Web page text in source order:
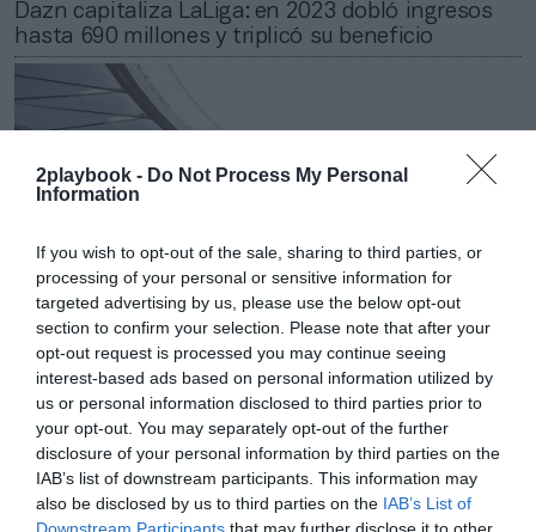
2playbook - Do Not Process My Personal
Information
If you wish to opt-out of the sale, sharing to third parties, or
processing of your personal or sensitive information for
targeted advertising by us, please use the below opt-out
section to confirm your selection. Please note that after your
opt-out request is processed you may continue seeing
interest-based ads based on personal information utilized by
us or personal information disclosed to third parties prior to
your opt-out. You may separately opt-out of the further
disclosure of your personal information by third parties on the
IAB’s list of downstream participants. This information may
also be disclosed by us to third parties on the IAB’s List of
Downstream Participants that may further disclose it to other
Dazn capitaliza LaLiga: en 2023 dobló ingresos
hasta 690 millones y triplicó su beneficio
Jabier Izquierdo
Entre Movistar Plus+, Dazn, Mediapro y
autonómicas: así es la pugna por emitir el fútbol
en España